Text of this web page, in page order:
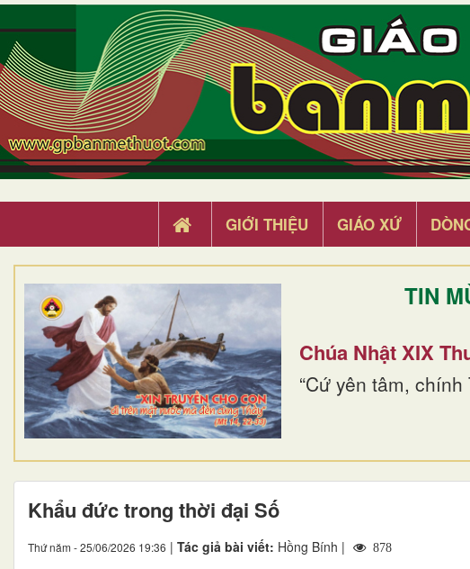
GIỚI THIỆU GIÁO XỨ
TIN
Chúa Nhật XIX
“Cứ yên tâm,
Khẩu đức trong thời đại Số
Thứ năm - 25/06/2026 19:36 | Tác giả bài viết: Hồng Bính | 878